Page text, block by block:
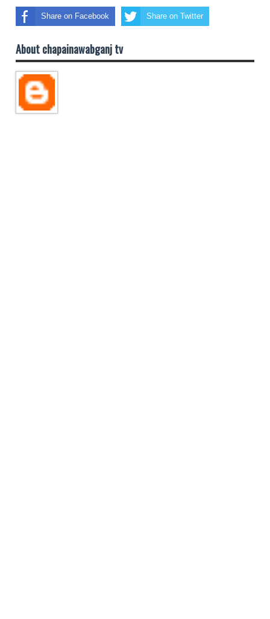
Share on Facebook Share on Twitter
About chapainawabganj tv